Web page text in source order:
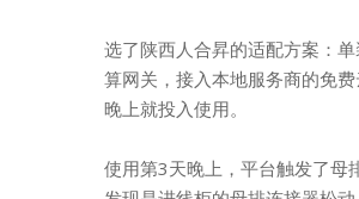
选了陕西人合昇的适配方案：
算网关，接入本地服务商的免
晚上就投入使用。
使用第3天晚上，平台触发了母